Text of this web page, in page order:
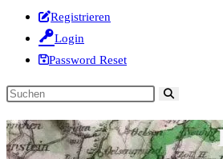
Registrieren
Login
Password Reset
Diese
durchsuchen